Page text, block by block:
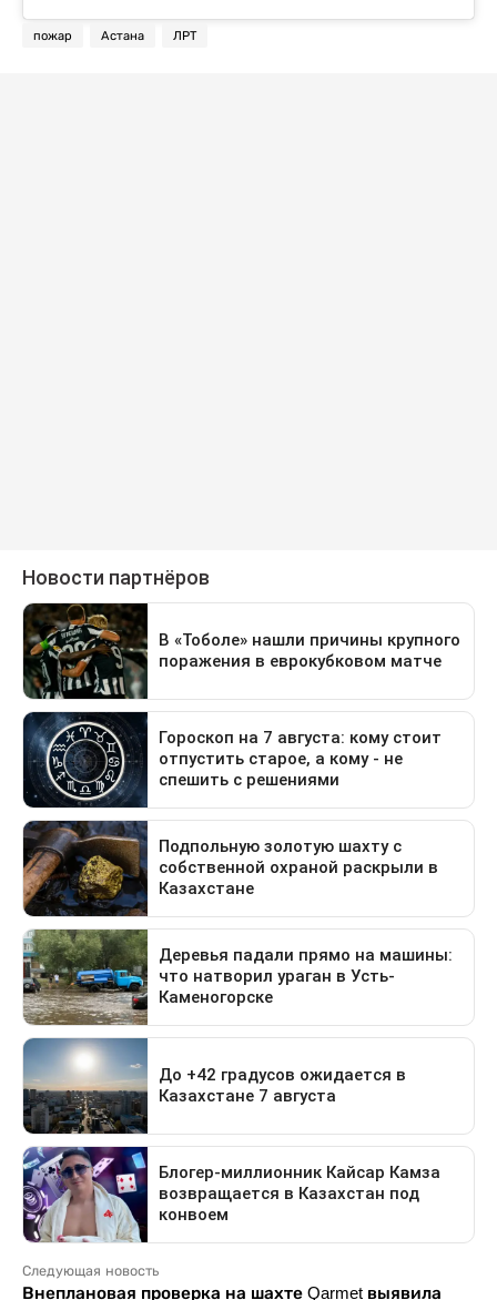
пожар Астана ЛРТ
Следующая новость
Внеплановая проверка на шахте Qarmet выявила